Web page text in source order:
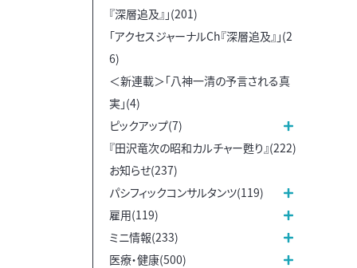
『深層追及』」(201)
「アクセスジャーナルCh『深層追及』」(2
6)
＜新連載＞「八神一清の予言される真
実」(4)
ピックアップ(7)
『田沢竜次の昭和カルチャー甦り』(222)
お知らせ(237)
パシフィックコンサルタンツ(119)
雇用(119)
ミニ情報(233)
医療・健康(500)